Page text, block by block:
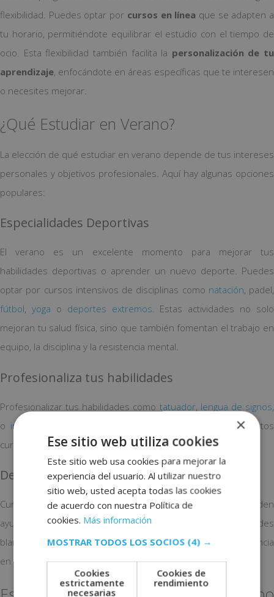
flexibilidad. Puedes optar por cursos en línea que se adapten a
tu horario, permitiéndote equilibrar el estudio con el tiempo de
ocio. Esta flexibilidad también facilita la personalización de tu
aprendizaje, enfocándote en áreas específicas que te interesen
o necesites mejorar.
¿Qué Estudiar en Verano?
La elección de qué estudiar en verano depende de tus intereses
personales y objetivos profesionales. Aquí hay algunas opciones
populares:
Especialidades Deportivas
El verano es un excelente momento para mejorar tus
habilidades deportivas o aprender un nuevo deporte. Puedes
optar por cursos intensivos de disciplinas como natación, padel,
fútbol, yoga o deportes extremos. Estas actividades no solo
mejoran tu salud física, sino que también fomentan el trabajo en
equipo, la disciplina y la resistencia mental.
Profesionaliza tus habilidades
Profesionalizar tus habilidades como tatuador, lengua de signos,
o interiorismo
puede ser extremadamente beneficioso. Estos
cursos están en tendencia y mejoran tu empleabilidad.
Desarrollo Personal
Cursos demindfulness,psicología holísticao liderazgo pueden
ayudarte a desarrollarte de manera integral. Estas habilidades
blandas son altamente valoradas y pueden marcar la diferencia
en tu carrera.
×
Ese sitio web utiliza cookies
Este sitio web usa cookies para mejorar la
experiencia del usuario. Al utilizar nuestro
sitio web, usted acepta todas las cookies
de acuerdo con nuestra Política de
cookies. Más información
MOSTRAR TODOS LOS SOCIOS (4) →
Cookies
estrictamente
necesarias
Cookies de
rendimiento